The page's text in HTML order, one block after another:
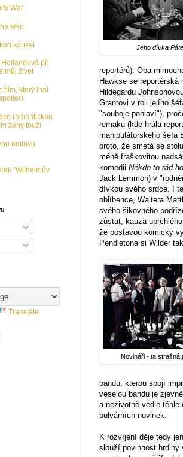
Jeho dívka
reportérů). Oba
Hawkse se
Hildegardu
Grantovi v roli jejího
"souboje pohlaví"),
remaku (kde hrála
manipulátorského šéfa
proto, že smetá se
méně fraškovitou
komedii Někdo to rád
Jack Lemmon) v
dívkou svého srdce. I
oblíbence, Waltera
svého šikovného
zůstat, kauza
že postavou komicky
Pendletona si Wilder
Novináři - ta strašná
bandu, kterou spojí
veselou bandu je
a neživotně vedle
bulvárních novinek.
K rozvíjení děje tedy
slouží povinnost hrdiny
War
krku
kouzel
při
můj život
film, který lhal
romantickou
ženy touží
omluvu
"Wilhelmův
Translate